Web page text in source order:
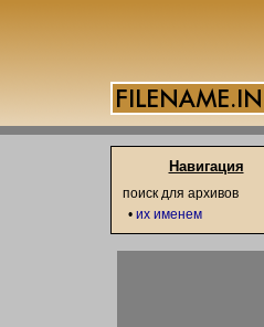
Навигация
поиск для архивов
• их именем